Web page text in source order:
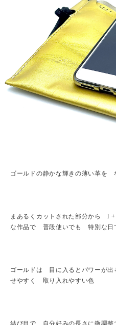
ゴールドの静かな輝きの薄い革を
まあるくカットされた部分から l
な作品で 普段使いでも 特別な日
ゴールドは 目に入るとパワーが
せやすく 取り入れやすい色
結び目で 自分好みの長さに微調